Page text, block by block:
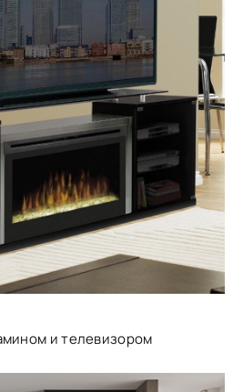
и телевизором